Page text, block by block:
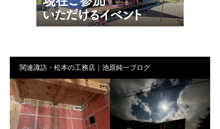
関連諏訪・松本の工務店｜池原純一ブログ